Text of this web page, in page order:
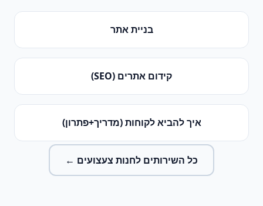
בניית אתר
קידום אתרים (SEO)
איך להביא לקוחות (מדריך+פתרון)
כל השירותים לחנות צעצועים ←